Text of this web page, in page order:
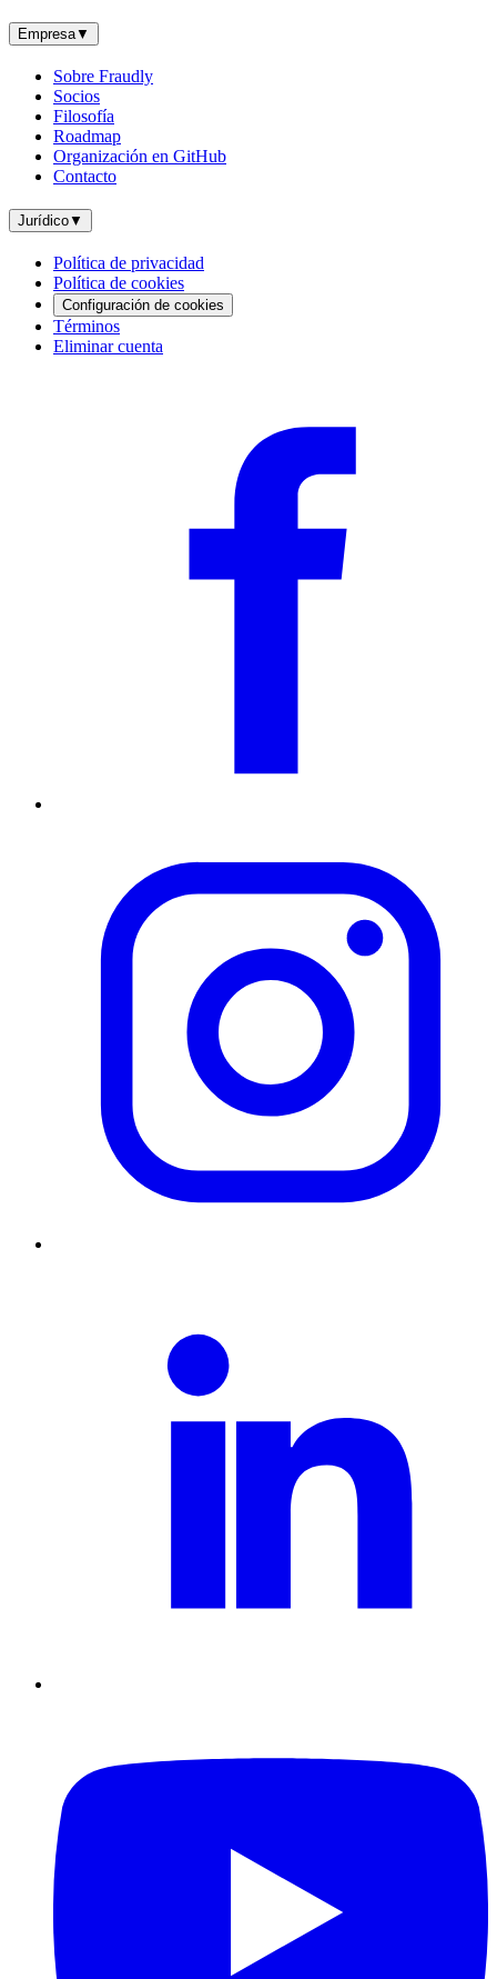
Empresa▼
Sobre Fraudly
Socios
Filosofía
Roadmap
Organización en GitHub
Contacto
Jurídico▼
Política de privacidad
Política de cookies
Configuración de cookies
Términos
Eliminar cuenta